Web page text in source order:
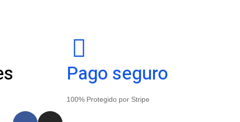
Pago seguro
100% Protegido por Stripe